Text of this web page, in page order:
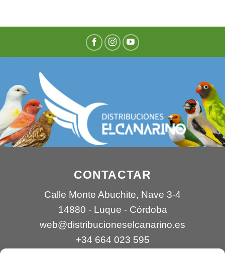
CONTACTAR
Calle Monte Abuchite, Nave 3-4
14880 - Luque - Córdoba
web@distribucioneselcanarino.es
+34 664 023 595